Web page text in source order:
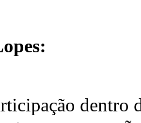
dentro